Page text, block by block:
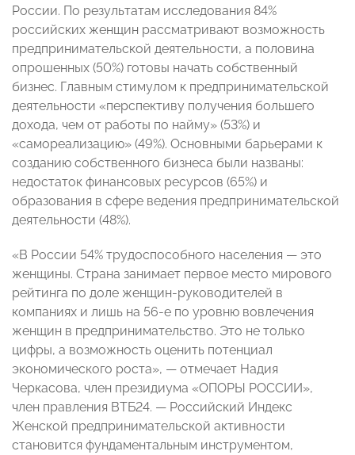
России. По результатам исследования 84%
российских женщин рассматривают возможность
предпринимательской деятельности, а половина
опрошенных (50%) готовы начать собственный
бизнес. Главным стимулом к предпринимательской
деятельности «перспективу получения большего
дохода, чем от работы по найму» (53%) и
«самореализацию» (49%). Основными барьерами к
созданию собственного бизнеса были названы:
недостаток финансовых ресурсов (65%) и
образования в сфере ведения предпринимательской
деятельности (48%).
«В России 54% трудоспособного населения — это
женщины. Страна занимает первое место мирового
рейтинга по доле женщин-руководителей в
компаниях и лишь на 56-е по уровню вовлечения
женщин в предпринимательство. Это не только
цифры, а возможность оценить потенциал
экономического роста», — отмечает Надия
Черкасова, член президиума «ОПОРЫ РОССИИ»,
член правления ВТБ24. — Российский Индекс
Женской предпринимательской активности
становится фундаментальным инструментом,